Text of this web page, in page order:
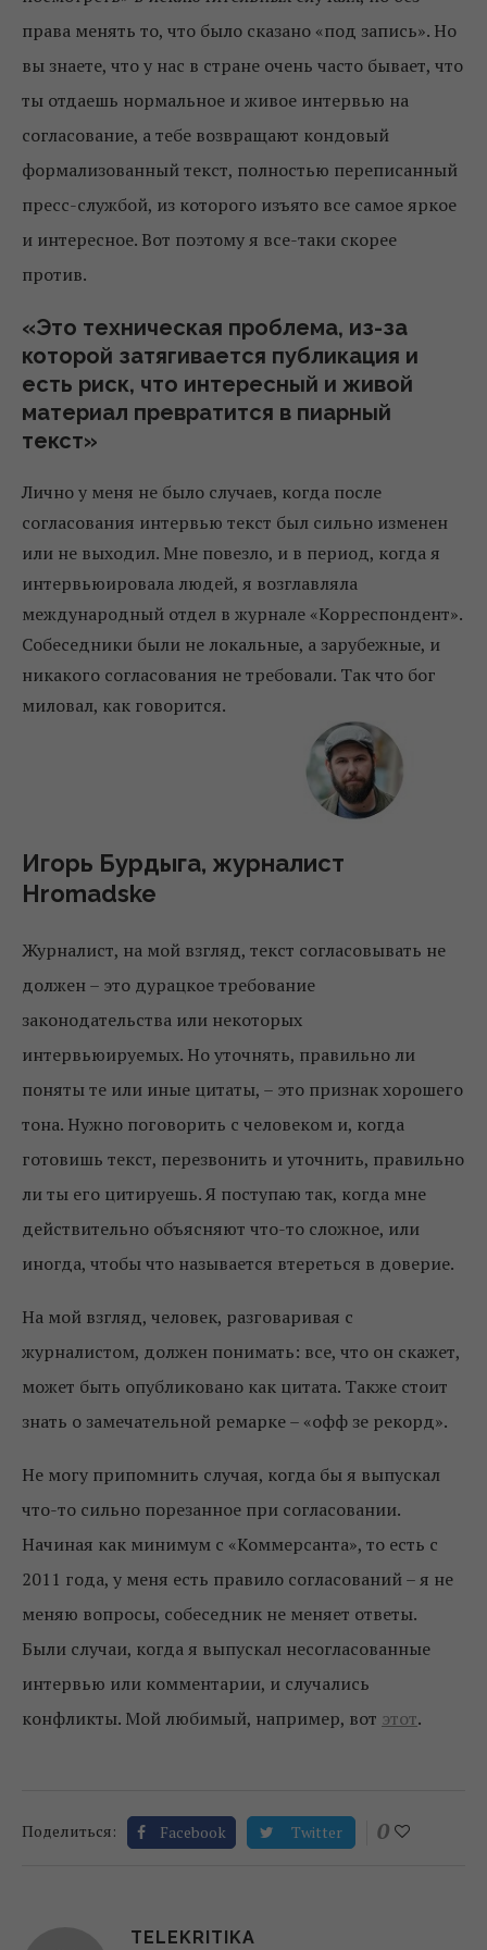
права менять то, что было сказано «под запись». Но
вы знаете, что у нас в стране очень часто бывает, что
ты отдаешь нормальное и живое интервью на
согласование, а тебе возвращают кондовый
формализованный текст, полностью переписанный
пресс-службой, из которого изъято все самое яркое
и интересное. Вот поэтому я все-таки скорее
против.
«Это техническая проблема, из-за
которой затягивается публикация и
есть риск, что интересный и живой
материал превратится в пиарный
текст»
Лично у меня не было случаев, когда после
согласования интервью текст был сильно изменен
или не выходил. Мне повезло, и в период, когда я
интервьюировала людей, я возглавляла
международный отдел в журнале «Корреспондент».
Собеседники были не локальные, а зарубежные, и
никакого согласования не требовали. Так что бог
миловал, как говорится.
Игорь Бурдыга, журналист
Hromadske
Журналист, на мой взгляд, текст согласовывать не
должен – это дурацкое требование
законодательства или некоторых
интервьюируемых. Но уточнять, правильно ли
поняты те или иные цитаты, – это признак хорошего
тона. Нужно поговорить с человеком и, когда
готовишь текст, перезвонить и уточнить, правильно
ли ты его цитируешь. Я поступаю так, когда мне
действительно объясняют что-то сложное, или
иногда, чтобы что называется втереться в доверие.
На мой взгляд, человек, разговаривая с
журналистом, должен понимать: все, что он скажет,
может быть опубликовано как цитата. Также стоит
знать о замечательной ремарке – «офф зе рекорд».
Не могу припомнить случая, когда бы я выпускал
что-то сильно порезанное при согласовании.
Начиная как минимум с «Коммерсанта», то есть с
2011 года, у меня есть правило согласований – я не
меняю вопросы, собеседник не меняет ответы.
Были случаи, когда я выпускал несогласованные
интервью или комментарии, и случались
конфликты. Мой любимый, например, вот этот.
Поделиться: Facebook Twitter 0
TELEKRITIKA